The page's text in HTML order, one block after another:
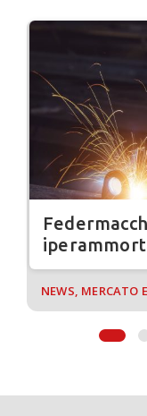
ritardi e
NEWS, MERCATO